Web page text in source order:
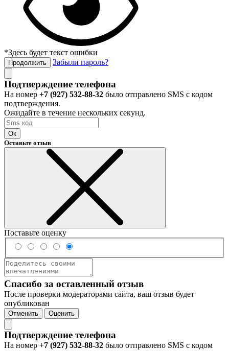
*Здесь будет текст ошибки
Продолжить Забыли пароль?
Подтверждение телефона
На номер +7 (927) 532-88-32 было отправлено SMS с кодом
подтверждения.
Ожидайте в течение нескольких секунд.
Ок
Оставьте отзыв
Поставьте оценку
Спасибо за оставленный отзыв
После проверки модераторами сайта, ваш отзыв будет
опубликован
Отменить Оценить
Подтверждение телефона
На номер +7 (927) 532-88-32 было отправлено SMS с кодом